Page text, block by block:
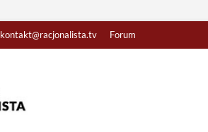
kontakt@racjonalista.tv Forum